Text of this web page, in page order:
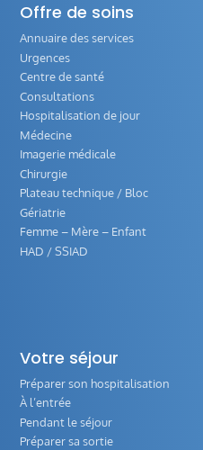
Offre de soins
Annuaire des services
Urgences
Centre de santé
Consultations
Hospitalisation de jour
Médecine
Imagerie médicale
Chirurgie
Plateau technique / Bloc
Gériatrie
Femme – Mère – Enfant
HAD / SSIAD
Votre séjour
Préparer son hospitalisation
À l’entrée
Pendant le séjour
Préparer sa sortie